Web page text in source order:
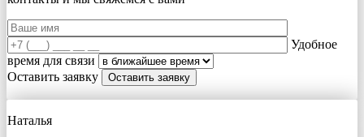
Удобное
время для связи
Оставить заявку
Наталья